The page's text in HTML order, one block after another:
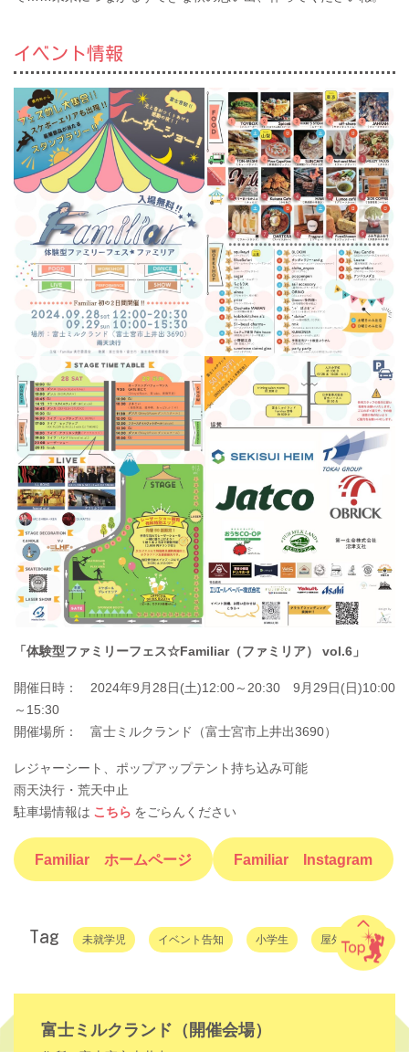
イベント情報
「体験型ファミリーフェス☆Familiar（ファミリア） vol.6」
開催日時： 2024年9月28日(土)12:00～20:30 9月29日(日)10:00
～15:30
開催場所： 富士ミルクランド（富士宮市上井出3690）
レジャーシート、ポップアップテント持ち込み可能
雨天決行・荒天中止
駐車場情報は こちら をごらんください
Familiar ホームページ Familiar Instagram
Tag 未就学児 イベント告知 小学生 屋外イベント
富士ミルクランド（開催会場）